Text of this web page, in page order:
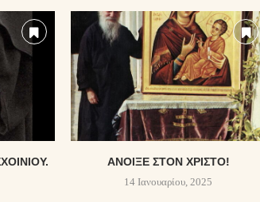
ΆΝΟΙΞΕ ΣΤΟΝ ΧΡΙΣΤΌ!
14 Ιανουαρίου, 2025